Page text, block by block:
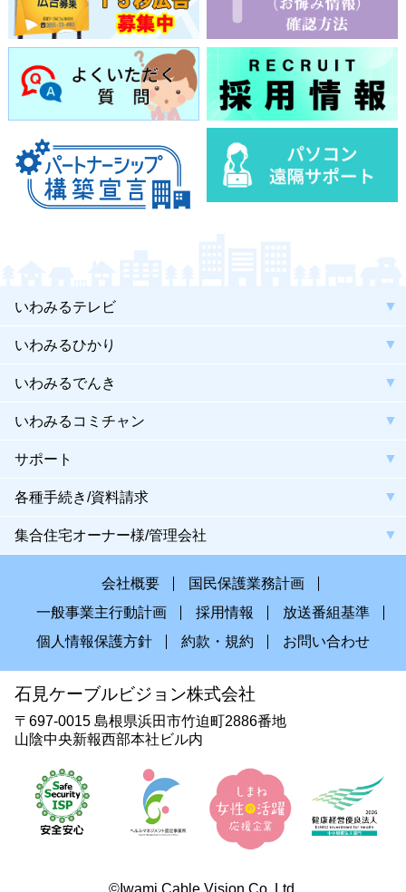
いわみるテレビ
いわみるひかり
いわみるでんき
いわみるコミチャン
サポート
各種手続き/資料請求
集合住宅オーナー様/管理会社
会社概要
国民保護業務計画
一般事業主行動計画
採用情報
放送番組基準
個人情報保護方針
約款・規約 お問い合わせ
石見ケーブルビジョン株式会社
〒697-0015 島根県浜田市竹迫町2886番地
山陰中央新報西部本社ビル内
©Iwami Cable Vision Co.,Ltd.